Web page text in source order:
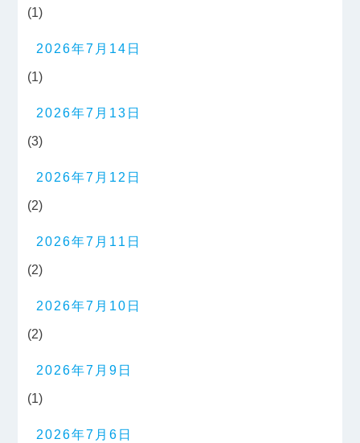
(1)
2026年7月14日
(1)
2026年7月13日
(3)
2026年7月12日
(2)
2026年7月11日
(2)
2026年7月10日
(2)
2026年7月9日
(1)
2026年7月6日